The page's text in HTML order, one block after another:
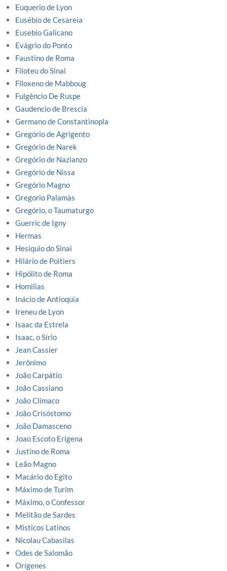
Euquerio de Lyon
Eusébio de Cesareia
Eusebio Galicano
Evágrio do Ponto
Faustino de Roma
Filoteu do Sinai
Filoxeno de Mabboug
Fulgêncio De Ruspe
Gaudencio de Brescia
Germano de Constantinopla
Gregório de Agrigento
Gregório de Narek
Gregório de Nazianzo
Gregório de Nissa
Gregório Magno
Gregorio Palamàs
Gregório, o Taumaturgo
Guerric de Igny
Hermas
Hesiquio do Sinai
Hilário de Poitiers
Hipólito de Roma
Homilias
Inácio de Antioquia
Ireneu de Lyon
Isaac da Estrela
Isaac, o Sírio
Jean Cassier
Jerônimo
João Carpátio
João Cassiano
João Clímaco
João Crisóstomo
João Damasceno
Joao Escoto Erigena
Justino de Roma
Leão Magno
Macário do Egito
Máximo de Turim
Máximo, o Confessor
Melitão de Sardes
Misticos Latinos
Nicolau Cabasilas
Odes de Salomão
Orígenes